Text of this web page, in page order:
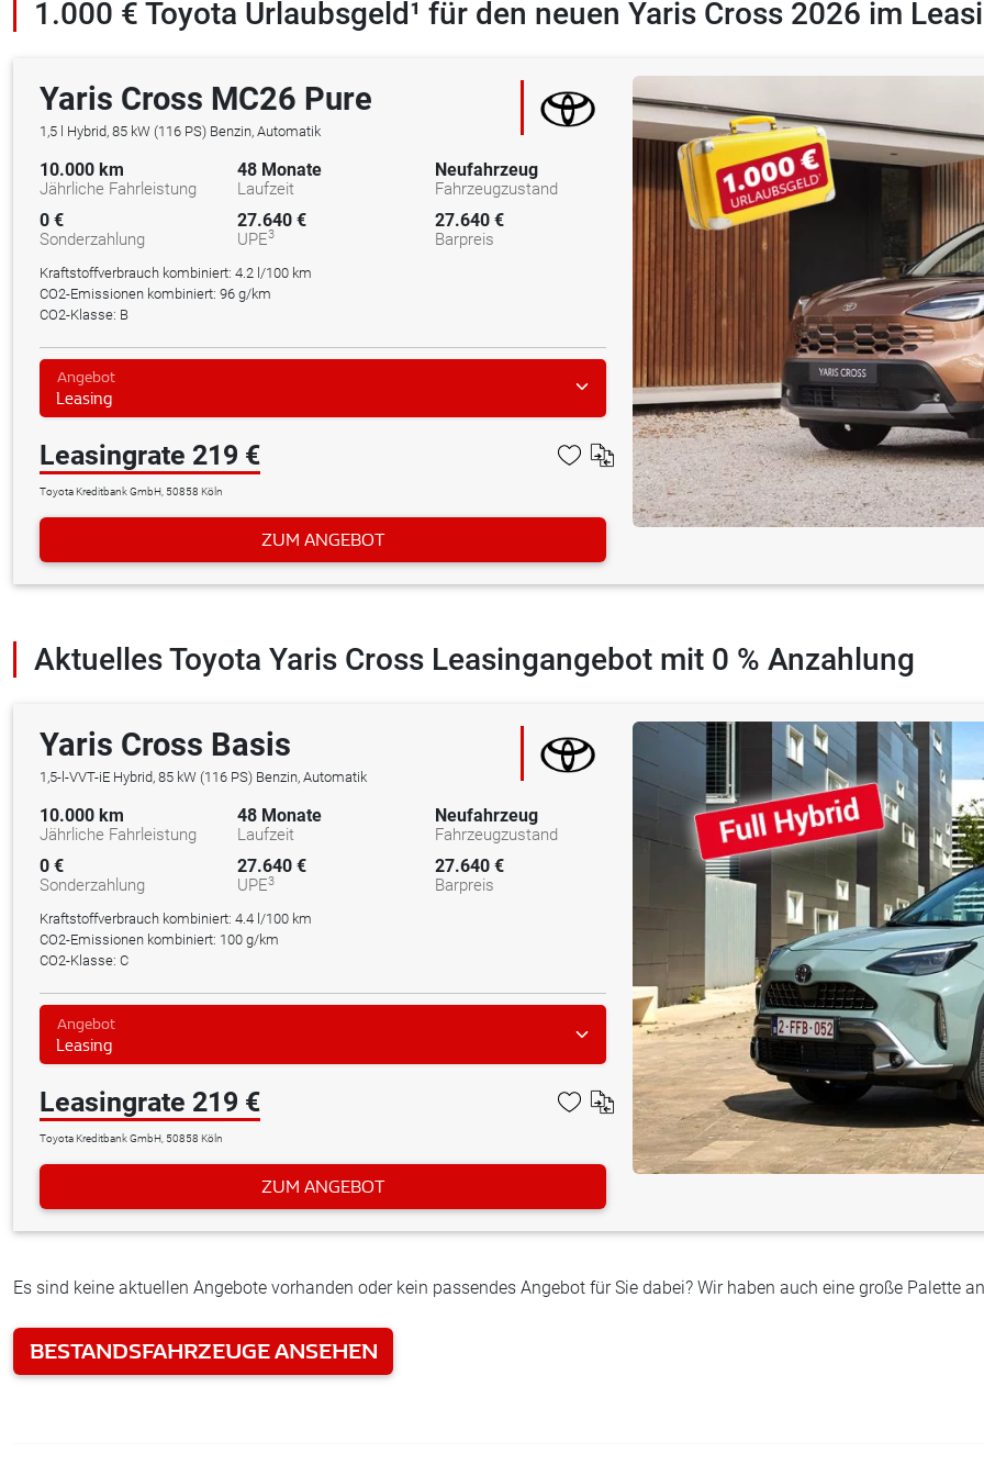
1.000 € Toyota Urlaubsgeld¹ für den neuen Yaris Cross 2026 im
Yaris Cross MC26 Pure
1,5 l Hybrid, 85 kW (116 PS) Benzin, Automatik
10.000 km
Jährliche Fahrleistung
48 Monate
Laufzeit
Neufahrzeug
Fahrzeugzustand
0 €
Sonderzahlung
27.640 €
UPE3
27.640 €
Barpreis
Kraftstoffverbrauch kombiniert: 4.2 l/100 km
CO2-Emissionen kombiniert: 96 g/km
CO2-Klasse: B
Leasing
Angebot
Leasingrate 219 €
Toyota Kreditbank GmbH, 50858 Köln
ZUM ANGEBOT
Aktuelles Toyota Yaris Cross Leasingangebot mit 0 % Anzahlung
Yaris Cross Basis
1,5-l-VVT-iE Hybrid, 85 kW (116 PS) Benzin, Automatik
10.000 km
Jährliche Fahrleistung
48 Monate
Laufzeit
Neufahrzeug
Fahrzeugzustand
0 €
Sonderzahlung
27.640 €
UPE3
27.640 €
Barpreis
Kraftstoffverbrauch kombiniert: 4.4 l/100 km
CO2-Emissionen kombiniert: 100 g/km
CO2-Klasse: C
Leasing
Angebot
Leasingrate 219 €
Toyota Kreditbank GmbH, 50858 Köln
ZUM ANGEBOT
Es sind keine aktuellen Angebote vorhanden oder kein passendes Angebot für Sie dabei? Wir haben auch eine große Palette
BESTANDSFAHRZEUGE ANSEHEN